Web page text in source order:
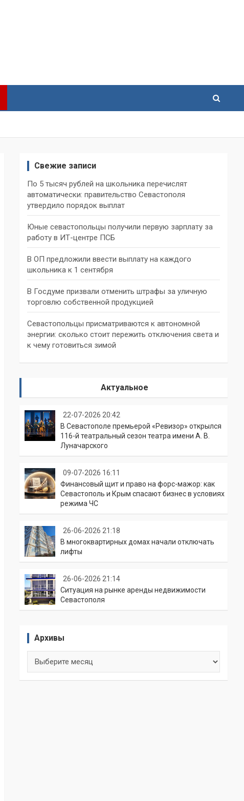
Свежие записи
По 5 тысяч рублей на школьника перечислят
автоматически: правительство Севастополя
утвердило порядок выплат
Юные севастопольцы получили первую зарплату за
работу в ИТ-центре ПСБ
В ОП предложили ввести выплату на каждого
школьника к 1 сентября
В Госдуме призвали отменить штрафы за уличную
торговлю собственной продукцией
Севастопольцы присматриваются к автономной
энергии: сколько стоит пережить отключения света и
к чему готовиться зимой
Актуальное
22-07-2026 20:42
В Севастополе премьерой «Ревизор» открылся
116-й театральный сезон театра имени А. В.
Луначарского
09-07-2026 16:11
Финансовый щит и право на форс-мажор: как
Севастополь и Крым спасают бизнес в условиях
режима ЧС
26-06-2026 21:18
В многоквартирных домах начали отключать
лифты
26-06-2026 21:14
Ситуация на рынке аренды недвижимости
Севастополя
Архивы